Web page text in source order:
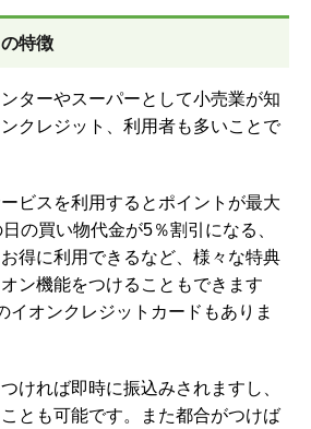
特徴
ターやスーパーとして小売業が知
クレジット、利用者も多いことで
ビスを利用するとポイントが最大
の買い物代金が5％割引になる、
得に利用できるなど、様々な特典
ン機能をつけることもできます
イオンクレジットカードもありま
ければ即時に振込みされますし、
とも可能です。また都合がつけば